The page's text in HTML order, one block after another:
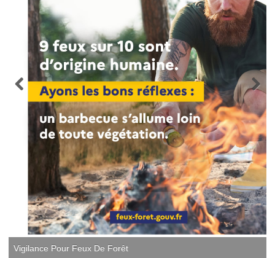
Vigilance Pour Feux De Forêt